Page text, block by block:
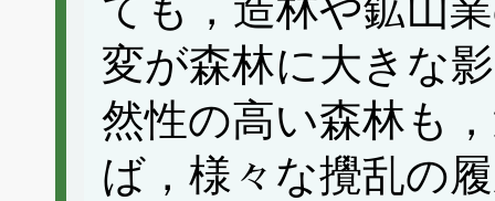
ても，造林や鉱山
変が森林に大きな
然性の高い森林も
ば，様々な攪乱の